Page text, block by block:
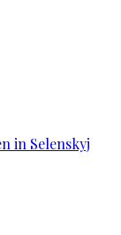
in Selenskyj